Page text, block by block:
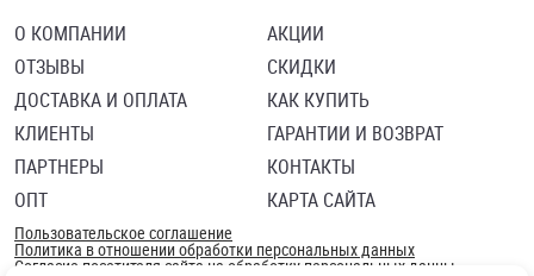
О КОМПАНИИ
ОТЗЫВЫ
ДОСТАВКА И ОПЛАТА
КЛИЕНТЫ
ПАРТНЕРЫ
ОПТ
АКЦИИ
СКИДКИ
КАК КУПИТЬ
ГАРАНТИИ И ВОЗВРАТ
КОНТАКТЫ
КАРТА САЙТА
Пользовательское соглашение
Политика в отношении обработки персональных данных
Согласие посетителя сайта на обработку персональных данны